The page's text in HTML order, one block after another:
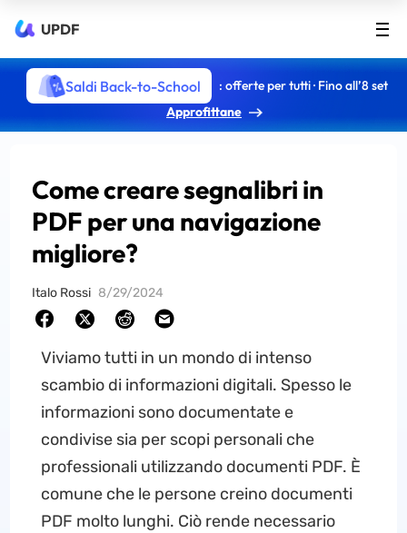
UPDF
Saldi Back-to-School
: offerte per tutti · Fino all’8 set
Approfittane
Come creare segnalibri in
PDF per una navigazione
migliore?
Italo Rossi 8/29/2024
Viviamo tutti in un mondo di intenso
scambio di informazioni digitali. Spesso le
informazioni sono documentate e
condivise sia per scopi personali che
professionali utilizzando documenti PDF. È
comune che le persone creino documenti
PDF molto lunghi. Ciò rende necessario